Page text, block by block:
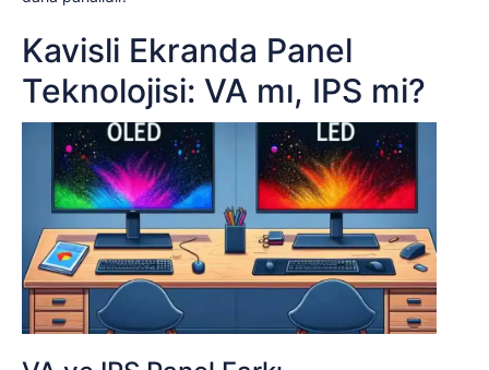
Kavisli Ekranda Panel
Teknolojisi: VA mı, IPS mi?